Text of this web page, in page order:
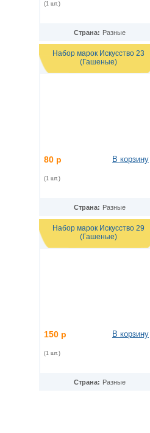
(1 шт.)
Страна: Разные
Набор марок Искусство 23
(Гашеные)
80 р
(1 шт.)
В корзину
Страна: Разные
Набор марок Искусство 29
(Гашеные)
150 р
(1 шт.)
В корзину
Страна: Разные